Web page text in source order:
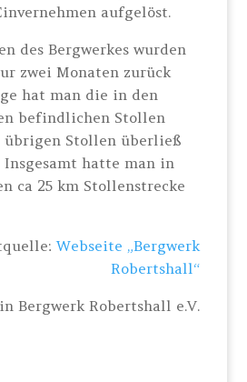
aufgelöst.
des Bergwerkes wurden
zwei Monaten zurück
hat man die in den
befindlichen Stollen
übrigen Stollen überließ
Insgesamt hatte man in
ca 25 km Stollenstrecke
Webseite „Bergwerk
Robertshall“
Bergwerk Robertshall e.V.